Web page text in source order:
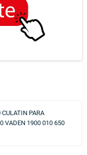
PARA
VADEN 1900 010 650